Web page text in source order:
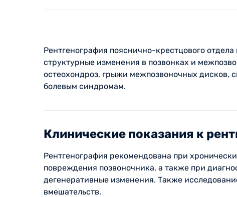
Рентгенография пояснично-крестцового
структурные изменения в позвонках и
остеохондроз, грыжи межпозвоночных дисков,
болевым синдромам.
Клинические показания к
Рентгенография рекомендована при
повреждения позвоночника, а также при
дегенеративные изменения. Также
вмешательств.